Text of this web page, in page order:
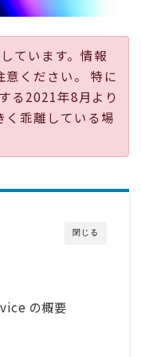
ています。情報
ください。 特に
る2021年8月より
く乖離している場
閉じる
の概要